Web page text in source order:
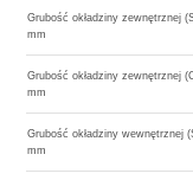
Grubość okładziny zewnętrznej
mm
Grubość okładziny zewnętrznej
mm
Grubość okładziny wewnętrznej
mm